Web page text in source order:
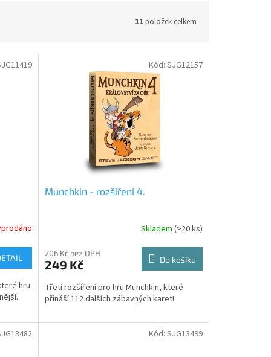
11 položek celkem
hru
Munchkin - rozšíření 4.
Skladem (>20 ks)
206 Kč bez DPH
249 Kč Do košíku
Třetí rozšíření pro hru Munchkin, které
přináší 112 dalších zábavných karet!
Kód: SJG12157
Kód: SJG13499